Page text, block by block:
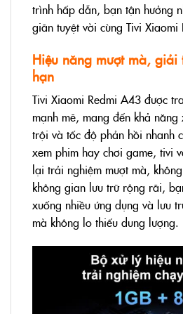
trình hấp dẫn, bạn tận hưởng
giãn tuyệt vời cùng Tivi Xiaomi
Hiệu năng mượt mà,
hạn
Tivi Xiaomi Redmi A43 được
mạnh mẽ, mang đến khả
trội và tốc độ phản hồi nhanh
xem phim hay chơi game, tivi
lại trải nghiệm mượt mà,
không gian lưu trữ rộng rãi,
xuống nhiều ứng dụng và lưu
mà không lo thiếu dung lượng.